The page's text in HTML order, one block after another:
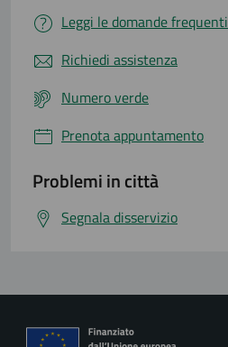
Leggi le domande frequenti
Richiedi assistenza
Numero verde
Prenota appuntamento
Problemi in città
Segnala disservizio